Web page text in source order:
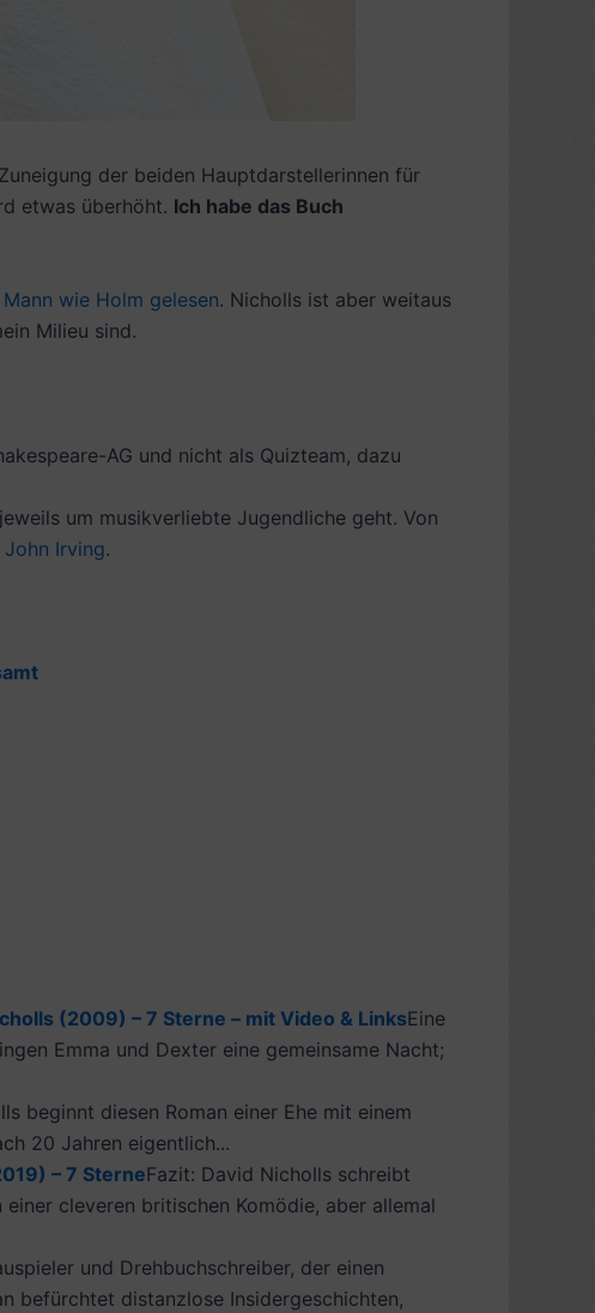
der beiden Hauptdarstellerinnen für
etwas überhöht. Ich habe das Buch
Mann wie Holm gelesen. Nicholls ist aber weitaus
Milieu sind.
AG und nicht als Quizteam, dazu
um musikverliebte Jugendliche geht. Von
John Irving.
(2009) – 7 Sterne – mit Video & LinksEine
Emma und Dexter eine gemeinsame Nacht;
beginnt diesen Roman einer Ehe mit einem
20 Jahren eigentlich...
– 7 SterneFazit: David Nicholls schreibt
cleveren britischen Komödie, aber allemal
und Drehbuchschreiber, der einen
befürchtet distanzlose Insidergeschichten,